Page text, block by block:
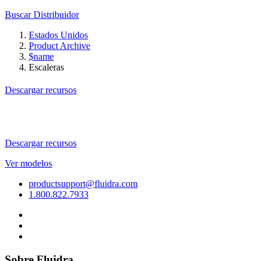
Buscar Distribuidor
Estados Unidos
Product Archive
$name
Escaleras
Descargar recursos
Descargar recursos
Ver modelos
productsupport@fluidra.com
1.800.822.7933